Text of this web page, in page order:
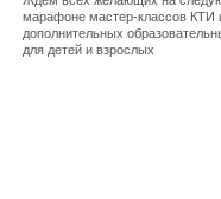
марафоне мастер-классов КТИ
дополнительных
для детей и взрослых